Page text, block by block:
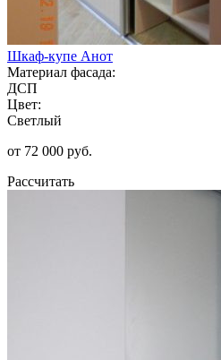
Шкаф-купе Анот
Материал фасада:
ДСП
Цвет:
Светлый
от 72 000 руб.
Рассчитать